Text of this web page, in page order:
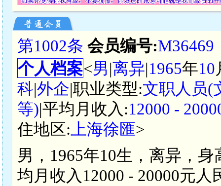
第1002条 会员编号:M36469
个人档案<男|离异|1965年10
科|外企|职业类型:文职人员(
等)|平均月收入:12000 -
住地区: 上海徐匯>
男，1965年10生，离异，
均月收入12000 - 20000元